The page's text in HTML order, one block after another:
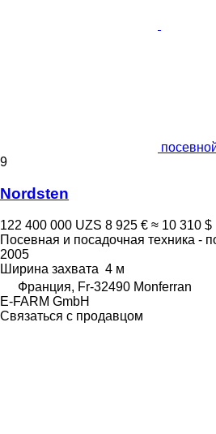
9
Nordsten
122 400 000 UZS 8 925 € ≈ 10 310 $
Посевная и посадочная техника -
2005
Ширина захвата 4 м
Франция, Fr-32490 Monferran
E-FARM GmbH
Связаться с продавцом